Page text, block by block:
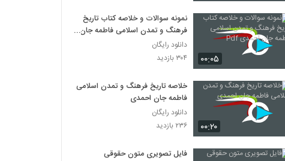
۰۰:۰۵
نمونه سوالات و خلاصه کتاب تاریخ
فرهنگ و تمدن اسلامی فاطمه جان
احمدی Pdf
دانلود رایگان
۳۰۴ بازدید
۰۰:۲۰
خلاصه تاریخ فرهنگ و تمدن اسلامی
فاطمه جان احمدی
دانلود رایگان
۲۳۶ بازدید
فایل تصویری متون حقوقی